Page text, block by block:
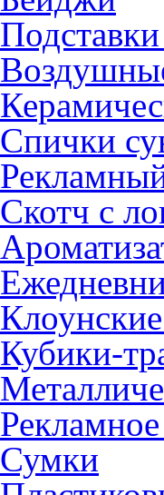
Спички
Скотч с
Кубики-
Сумки